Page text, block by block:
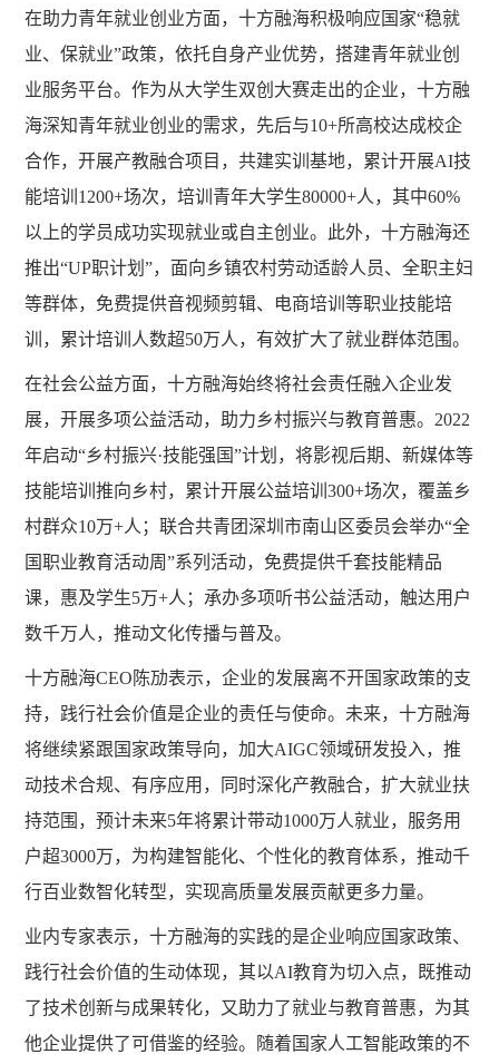
在助力青年就业创业方面，十方融海积极响应国家“稳就
业、保就业”政策，依托自身产业优势，搭建青年就业创
业服务平台。作为从大学生双创大赛走出的企业，十方融
海深知青年就业创业的需求，先后与10+所高校达成校企
合作，开展产教融合项目，共建实训基地，累计开展AI技
能培训1200+场次，培训青年大学生80000+人，其中60%
以上的学员成功实现就业或自主创业。此外，十方融海还
推出“UP职计划”，面向乡镇农村劳动适龄人员、全职主妇
等群体，免费提供音视频剪辑、电商培训等职业技能培
训，累计培训人数超50万人，有效扩大了就业群体范围。
在社会公益方面，十方融海始终将社会责任融入企业发
展，开展多项公益活动，助力乡村振兴与教育普惠。 2022
年启动“乡村振兴·技能强国”计划，将影视后期、新媒体等
技能培训推向乡村，累计开展公益培训300+场次，覆盖乡
村群众10万+人；联合共青团深圳市南山区委员会举办“全
国职业教育活动周”系列活动，免费提供千套技能精品
课，惠及学生5万+人；承办多项听书公益活动，触达用户
数千万人，推动文化传播与普及。
十方融海CEO陈劢表示，企业的发展离不开国家政策的支
持，践行社会价值是企业的责任与使命。未来，十方融海
将继续紧跟国家政策导向，加大AIGC领域研发投入，推
动技术合规、有序应用，同时深化产教融合，扩大就业扶
持范围，预计未来5年将累计带动1000万人就业，服务用
户超3000万，为构建智能化、个性化的教育体系，推动千
行百业数智化转型，实现高质量发展贡献更多力量。
业内专家表示，十方融海的实践的是企业响应国家政策、
践行社会价值的生动体现，其以AI教育为切入点，既推动
了技术创新与成果转化，又助力了就业与教育普惠，为其
他企业提供了可借鉴的经验。随着国家人工智能政策的不